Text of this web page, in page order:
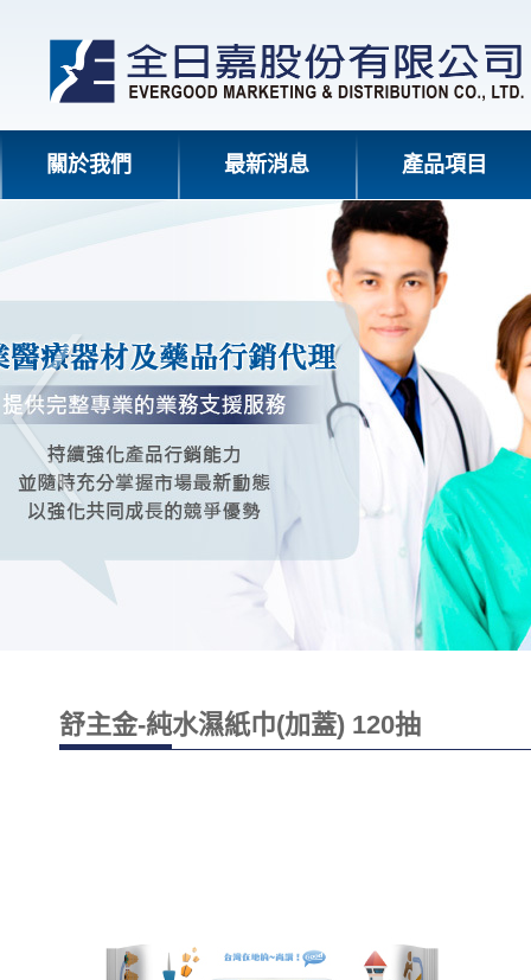
關於我們 最新消息 產品項目
舒主金-純水濕紙巾(加蓋) 120抽